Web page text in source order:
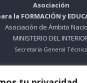
Asociación
la FORMACIÓN y
Asociación de Ámbito
MINISTERIO DEL
Secretaría General Técnica
Nº Registro 612695